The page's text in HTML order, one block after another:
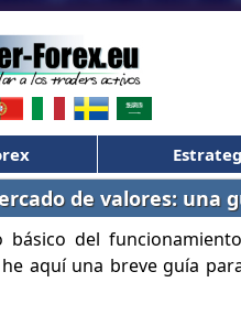
de valores: una
básico del
aquí una breve guía